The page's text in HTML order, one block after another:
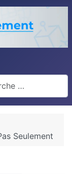
Seulement